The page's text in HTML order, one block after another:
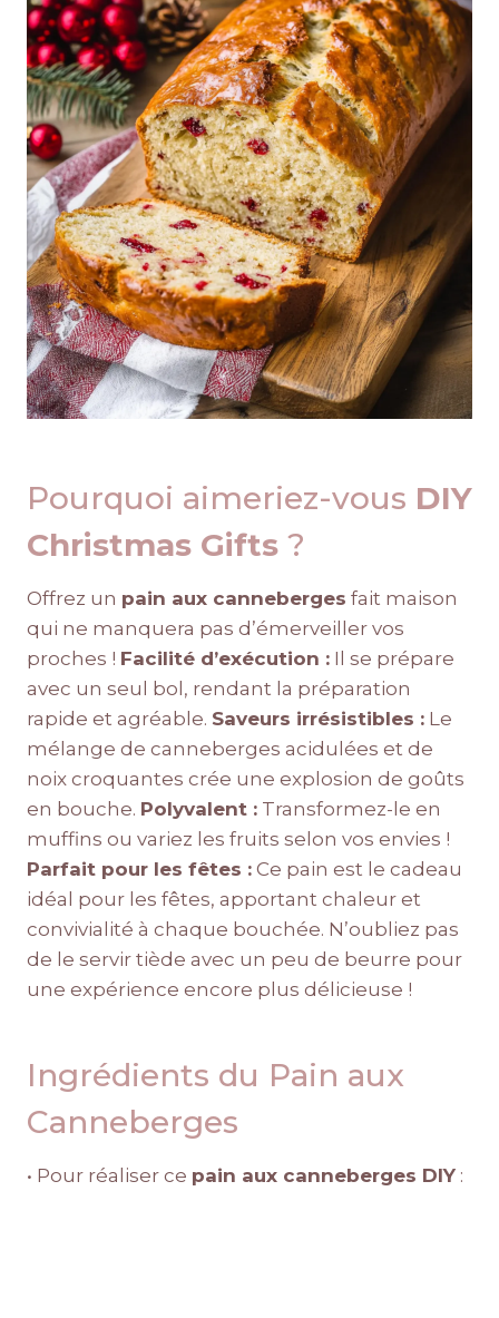
Pourquoi aimeriez-vous DIY
Christmas Gifts ?
Offrez un pain aux canneberges fait maison
qui ne manquera pas d’émerveiller vos
proches ! Facilité d’exécution : Il se prépare
avec un seul bol, rendant la préparation
rapide et agréable. Saveurs irrésistibles : Le
mélange de canneberges acidulées et de
noix croquantes crée une explosion de goûts
en bouche. Polyvalent : Transformez-le en
muffins ou variez les fruits selon vos envies !
Parfait pour les fêtes : Ce pain est le cadeau
idéal pour les fêtes, apportant chaleur et
convivialité à chaque bouchée. N’oubliez pas
de le servir tiède avec un peu de beurre pour
une expérience encore plus délicieuse !
Ingrédients du Pain aux
Canneberges
• Pour réaliser ce pain aux canneberges DIY :